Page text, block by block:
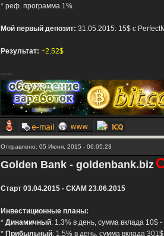
* реф. программа 1%.
Мой первый депозит: 31.05.2015: 15$ с
Результат: +2.52$
-----
Отправлено: 05 Июня, 2015 - 06:05:23
Golden Bank - goldenbank.biz
Старт 03.04.2015 - СКАМ 23.06.2015
Инвестиционные планы:
* Динамичный: 1.3% в день, сумма вклада 10$
* Прибыльный: 1.5% в день, сумма вклада